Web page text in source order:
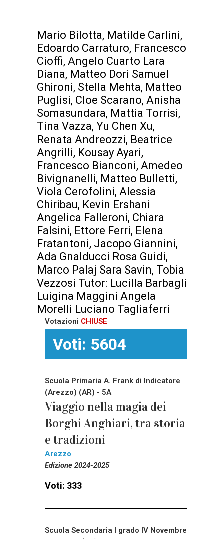
Mario Bilotta, Matilde Carlini,
Edoardo Carraturo, Francesco
Cioffi, Angelo Cuarto Lara
Diana, Matteo Dori Samuel
Ghironi, Stella Mehta, Matteo
Puglisi, Cloe Scarano, Anisha
Somasundara, Mattia Torrisi,
Tina Vazza, Yu Chen Xu,
Renata Andreozzi, Beatrice
Angrilli, Kousay Ayari,
Francesco Bianconi, Amedeo
Bivignanelli, Matteo Bulletti,
Viola Cerofolini, Alessia
Chiribau, Kevin Ershani
Angelica Falleroni, Chiara
Falsini, Ettore Ferri, Elena
Fratantoni, Jacopo Giannini,
Ada Gnalducci Rosa Guidi,
Marco Palaj Sara Savin, Tobia
Vezzosi Tutor: Lucilla Barbagli
Luigina Maggini Angela
Morelli Luciano Tagliaferri
Votazioni CHIUSE
Voti: 5604
Scuola Primaria A. Frank di Indicatore
(Arezzo) (AR) - 5A
Viaggio nella magia dei
Borghi Anghiari, tra storia
e tradizioni
Arezzo
Edizione 2024-2025
Voti: 333
Scuola Secondaria I grado IV Novembre